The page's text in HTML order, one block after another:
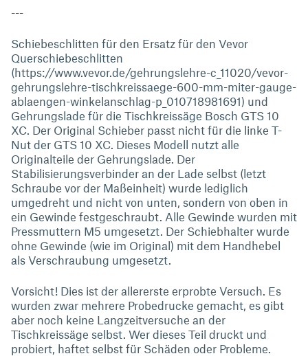
---
Schiebeschlitten für den Ersatz für den Vevor
Querschiebeschlitten
(https://www.vevor.de/gehrungslehre-c_11020/vevor-
gehrungslehre-tischkreissaege-600-mm-miter-gauge-
ablaengen-winkelanschlag-p_010718981691) und
Gehrungslade für die Tischkreissäge Bosch GTS 10
XC. Der Original Schieber passt nicht für die linke T-
Nut der GTS 10 XC. Dieses Modell nutzt alle
Originalteile der Gehrungslade. Der
Stabilisierungsverbinder an der Lade selbst (letzt
Schraube vor der Maßeinheit) wurde lediglich
umgedreht und nicht von unten, sondern von oben in
ein Gewinde festgeschraubt. Alle Gewinde wurden mit
Pressmuttern M5 umgesetzt. Der Schiebhalter wurde
ohne Gewinde (wie im Original) mit dem Handhebel
als Verschraubung umgesetzt.
Vorsicht! Dies ist der allererste erprobte Versuch. Es
wurden zwar mehrere Probedrucke gemacht, es gibt
aber noch keine Langzeitversuche an der
Tischkreissäge selbst. Wer dieses Teil druckt und
probiert, haftet selbst für Schäden oder Probleme.